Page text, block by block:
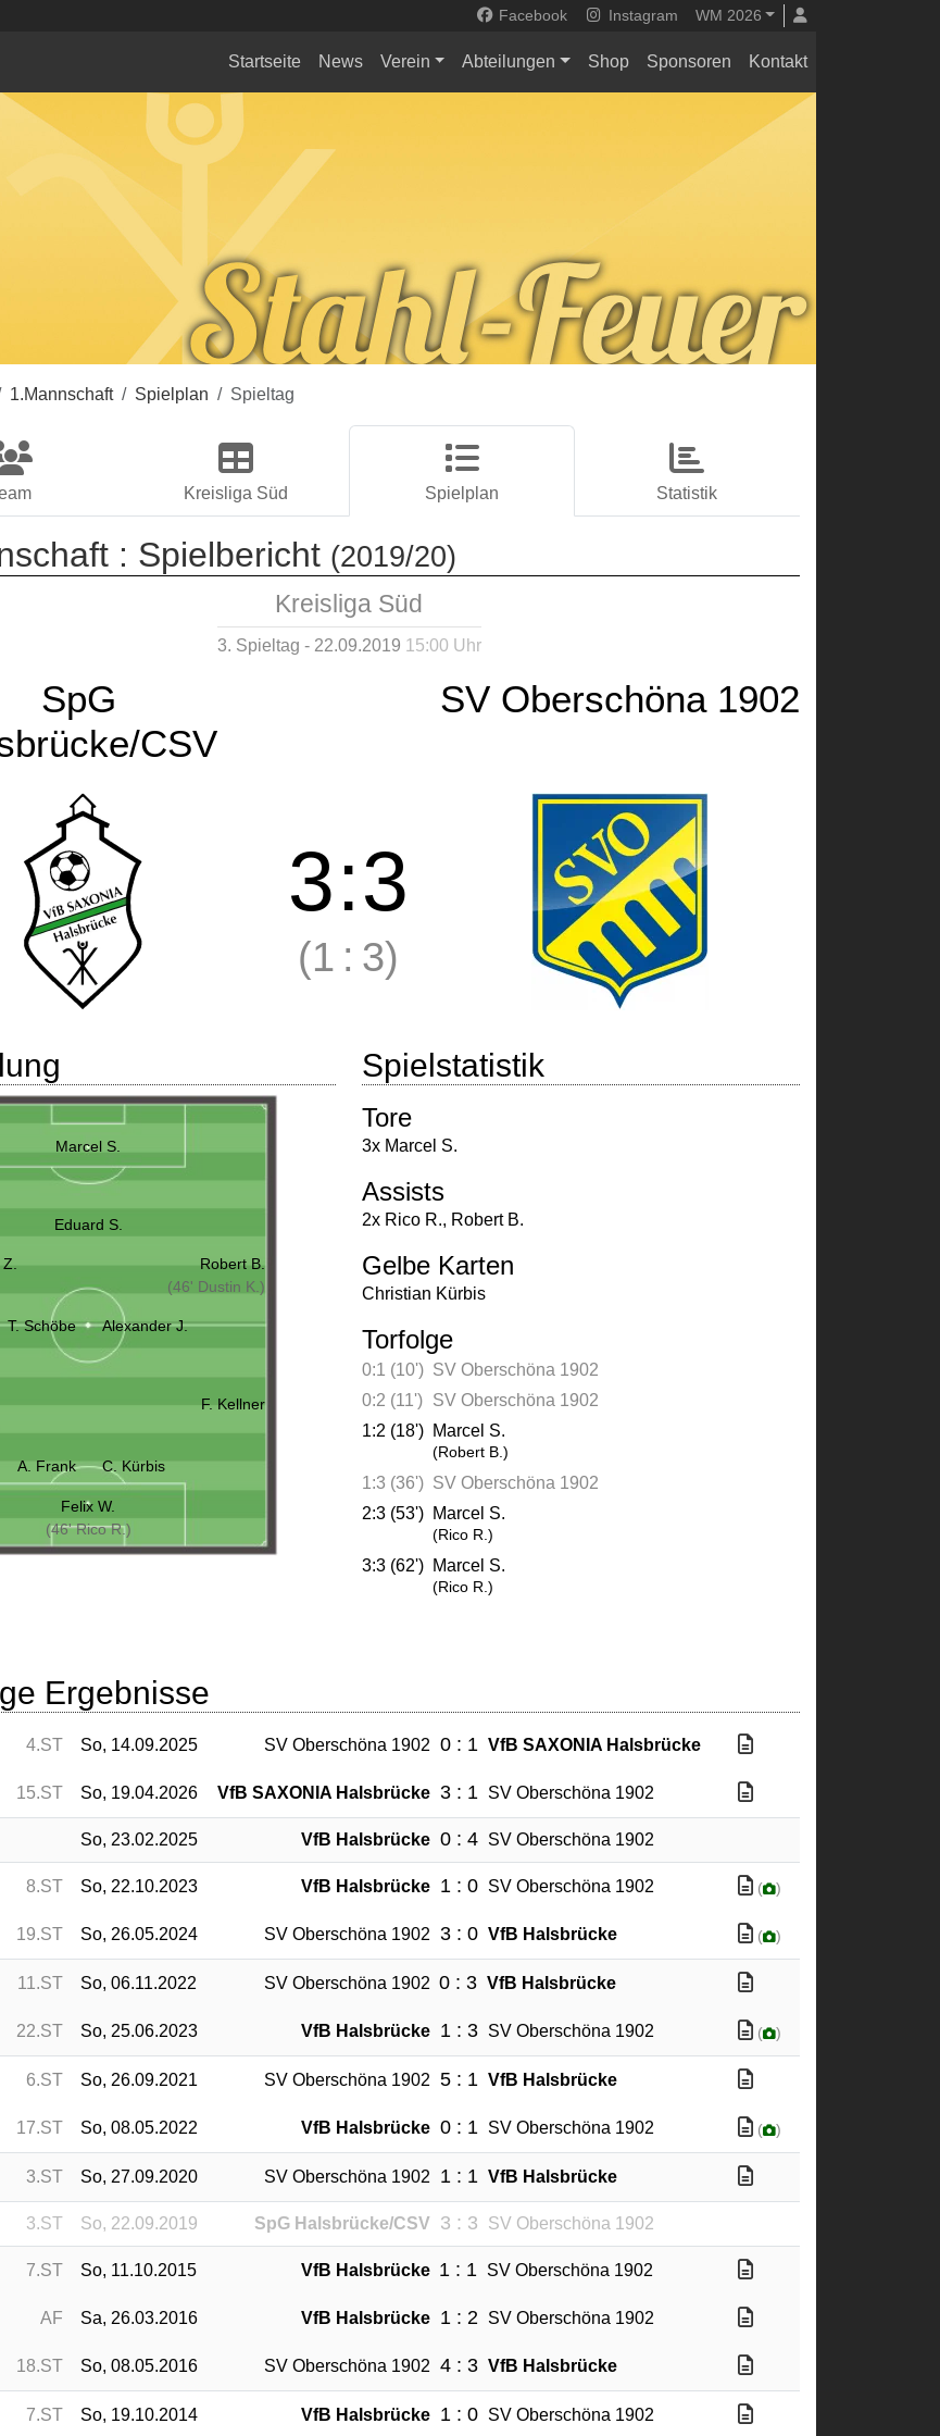
Facebook Instagram WM 2026
Startseite News Verein Abteilungen Shop Sponsoren Kontakt
1.Mannschaft Spielplan Spieltag
Kreisliga Süd Spielplan Statistik
: Spielbericht (2019/20)
Kreisliga Süd
3. Spieltag - 22.09.2019 15:00 Uhr
SpG
CSV
SV Oberschöna 1902
3:3
(1 : 3)
Marcel S.
Eduard S.
Z.
Robert B.
(46' Dustin K.)
T. Schöbe Alexander J.
F. Kellner
A. Frank C. Kürbis
Felix W.
(46' Rico R.)
Spielstatistik
Tore
3x Marcel S.
Assists
2x Rico R., Robert B.
Gelbe Karten
Christian Kürbis
Torfolge
0:1 (10') SV Oberschöna 1902
0:2 (11') SV Oberschöna 1902
1:2 (18') Marcel S.
(Robert B.)
1:3 (36') SV Oberschöna 1902
2:3 (53') Marcel S.
(Rico R.)
3:3 (62') Marcel S.
(Rico R.)
Ergebnisse
4.ST So, 14.09.2025 SV Oberschöna 1902 0 : 1 VfB SAXONIA Halsbrücke
15.ST So, 19.04.2026 VfB SAXONIA Halsbrücke 3 : 1 SV Oberschöna 1902
So, 23.02.2025 VfB Halsbrücke 0 : 4 SV Oberschöna 1902
8.ST So, 22.10.2023 VfB Halsbrücke 1 : 0 SV Oberschöna 1902 ( )
19.ST So, 26.05.2024 SV Oberschöna 1902 3 : 0 VfB Halsbrücke ( )
11.ST So, 06.11.2022 SV Oberschöna 1902 0 : 3 VfB Halsbrücke
22.ST So, 25.06.2023 VfB Halsbrücke 1 : 3 SV Oberschöna 1902 ( )
6.ST So, 26.09.2021 SV Oberschöna 1902 5 : 1 VfB Halsbrücke
17.ST So, 08.05.2022 VfB Halsbrücke 0 : 1 SV Oberschöna 1902 ( )
3.ST So, 27.09.2020 SV Oberschöna 1902 1 : 1 VfB Halsbrücke
3.ST So, 22.09.2019 SpG Halsbrücke/CSV 3 : 3 SV Oberschöna 1902
7.ST So, 11.10.2015 VfB Halsbrücke 1 : 1 SV Oberschöna 1902
AF Sa, 26.03.2016 VfB Halsbrücke 1 : 2 SV Oberschöna 1902
18.ST So, 08.05.2016 SV Oberschöna 1902 4 : 3 VfB Halsbrücke
7.ST So, 19.10.2014 VfB Halsbrücke 1 : 0 SV Oberschöna 1902